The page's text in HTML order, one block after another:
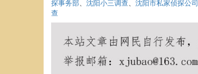
探事务部、 沈阳小三调查、 沈阳市私家侦探公司
查